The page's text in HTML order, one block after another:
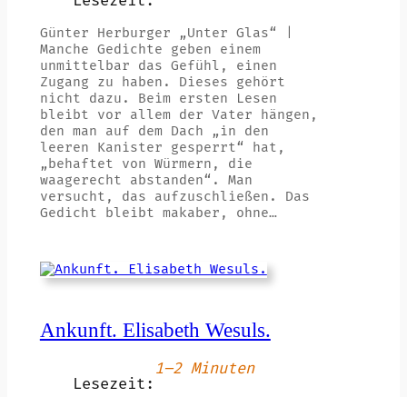
Günter Herburger „Unter Glas“ |
Manche Gedichte geben einem
unmittelbar das Gefühl, einen
Zugang zu haben. Dieses gehört
nicht dazu. Beim ersten Lesen
bleibt vor allem der Vater hängen,
den man auf dem Dach „in den
leeren Kanister gesperrt“ hat,
„behaftet von Würmern, die
waagerecht abstanden“. Man
versucht, das aufzuschließen. Das
Gedicht bleibt makaber, ohne…
Ankunft. Elisabeth Wesuls.
Lesezeit:
1–2 Minuten